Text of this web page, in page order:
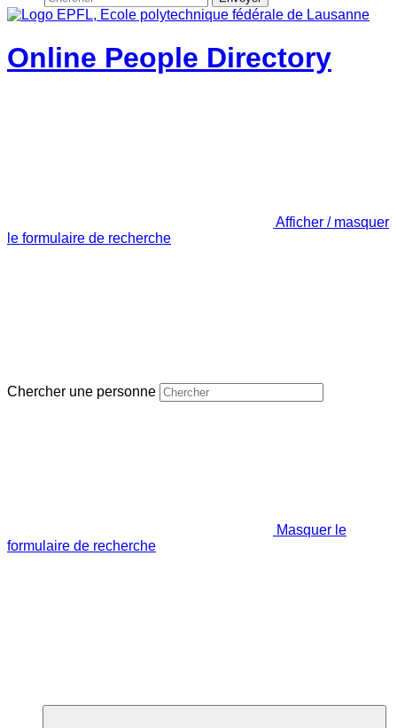
Online People Directory
Afficher / masquer
le formulaire de recherche
Chercher une personne
Masquer le
formulaire de recherche